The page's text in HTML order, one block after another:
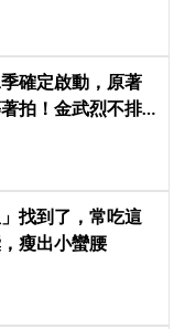
確定啟動，原著
拍！金武烈不排
找到了，常吃這
瘦出小蠻腰